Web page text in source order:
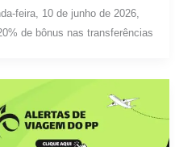
feira, 10 de junho de 2026,
de bônus nas transferências